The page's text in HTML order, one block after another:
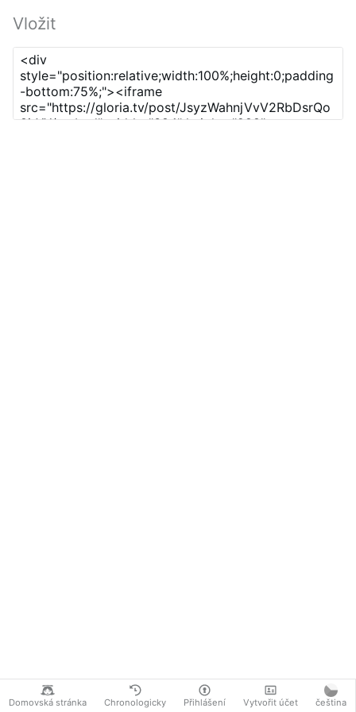
Domovská stránka Chronologicky Přihlášení Vytvořit účet čeština
Vložit